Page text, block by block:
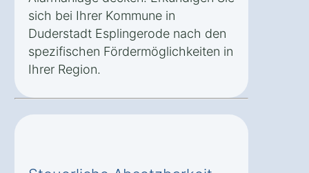
sich bei Ihrer Kommune in
Duderstadt Esplingerode nach den
spezifischen Fördermöglichkeiten in
Ihrer Region.